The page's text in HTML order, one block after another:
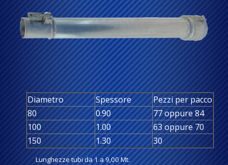
DiametroSpessorePezzi per pacco
80
0.90
77 oppure 84
100
1.00
63 oppure 70
150
1.30 30
Lunghezze tubi da 1 a 9,00 Mt.